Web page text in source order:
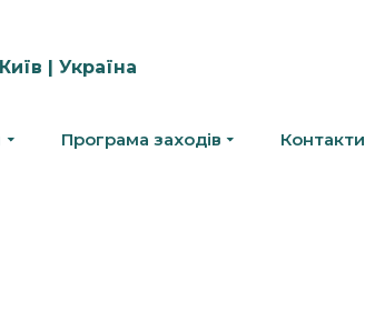
| Україна
Програма заходів Контакти